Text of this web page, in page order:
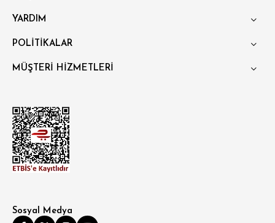
YARDIM
POLİTİKALAR
MÜŞTERİ HİZMETLERİ
Sosyal Medya